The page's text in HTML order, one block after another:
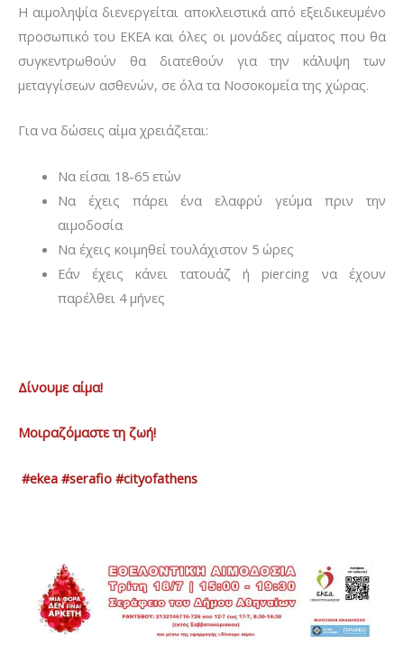
Η αιμοληψία διενεργείται αποκλειστικά από εξειδικευμένο
προσωπικό του ΕΚΕΑ και όλες οι μονάδες αίματος που θα
συγκεντρωθούν θα διατεθούν για την κάλυψη των
μεταγγίσεων ασθενών, σε όλα τα Νοσοκομεία της χώρας.
Για να δώσεις αίμα χρειάζεται:
Να είσαι 18-65 ετών
Να έχεις πάρει ένα ελαφρύ γεύμα πριν την
αιμοδοσία
Να έχεις κοιμηθεί τουλάχιστον 5 ώρες
Εάν έχεις κάνει τατουάζ ή piercing να έχουν
παρέλθει 4 μήνες
Δίνουμε αίμα!
Μοιραζόμαστε τη ζωή!
#ekea #serafio #cityofathens